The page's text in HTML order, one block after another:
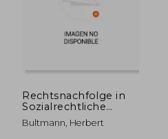
Rechtsnachfolge in
Sozialrechtliche
Anspruche (en
Alemán)
Bultmann, Herbert